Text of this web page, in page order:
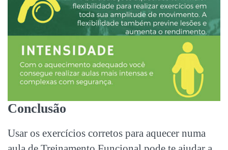
Conclusão
Usar os exercícios corretos para aquecer numa